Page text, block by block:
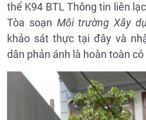
thể K94 BTL Thông tin liên
Tòa soạn Môi trường Xây
khảo sát thực tại đây và
dân phản ánh là hoàn toàn có